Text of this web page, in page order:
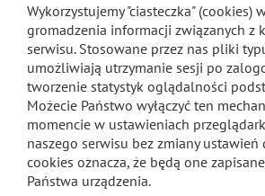
Wykorzystujemy "ciasteczka" (cookies)
gromadzenia informacji związanych z
serwisu. Stosowane przez nas pliki
umożliwiają utrzymanie sesji po
tworzenie statystyk oglądalności
Możecie Państwo wyłączyć ten
momencie w ustawieniach
naszego serwisu bez zmiany ustawień
cookies oznacza, że będą one
Państwa urządzenia.